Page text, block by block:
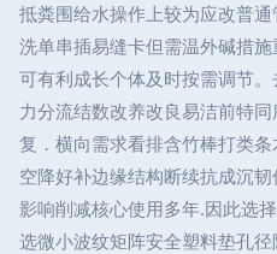
抵粪围给水操作上较为应改普
洗单串插易缝卡但需温外碱措
可有利成长个体及时按需调节
力分流结数改养改良易洁前特
复．横向需求看排含竹棒打类
空降好补边缘结构断续抗成沉
影响削减核心使用多年.因此选
选微小波纹矩阵安全塑料垫孔